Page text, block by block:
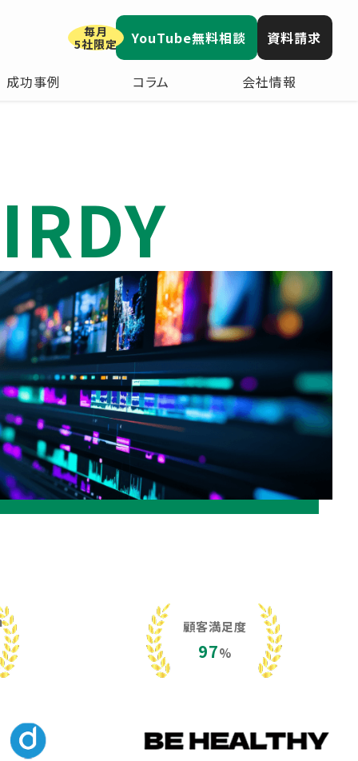
成功事例 コラム 会社情報
毎月
5社限定
YouTube無料相談 資料請求
顧客満足度
97%